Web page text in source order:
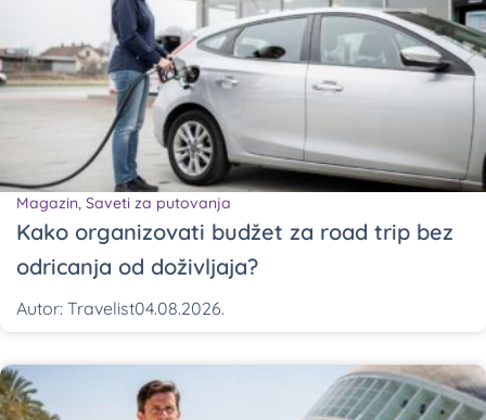
Magazin, Saveti za putovanja
Kako organizovati budžet za road trip bez
odricanja od doživljaja?
Autor: Travelist04.08.2026.